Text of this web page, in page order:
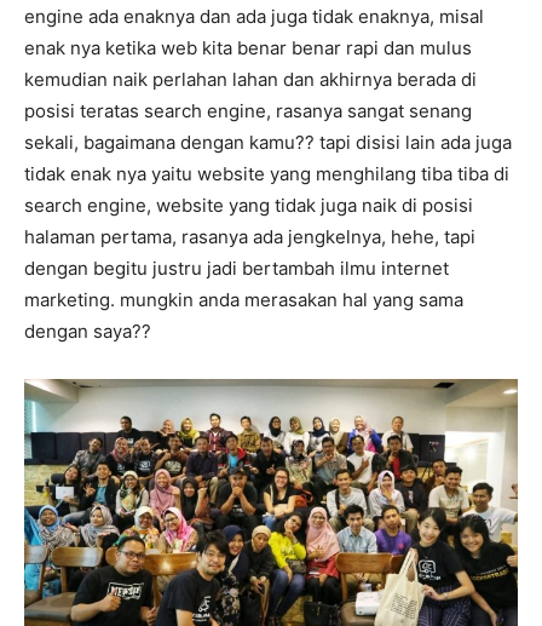
engine ada enaknya dan ada juga tidak enaknya, misal
enak nya ketika web kita benar benar rapi dan mulus
kemudian naik perlahan lahan dan akhirnya berada di
posisi teratas search engine, rasanya sangat senang
sekali, bagaimana dengan kamu?? tapi disisi lain ada juga
tidak enak nya yaitu website yang menghilang tiba tiba di
search engine, website yang tidak juga naik di posisi
halaman pertama, rasanya ada jengkelnya, hehe, tapi
dengan begitu justru jadi bertambah ilmu internet
marketing. mungkin anda merasakan hal yang sama
dengan saya??